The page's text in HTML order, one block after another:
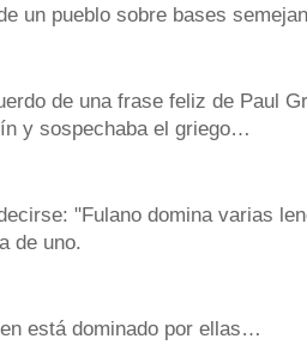
un pueblo sobre bases
de una frase feliz de Paul
y sospechaba el griego…
"Fulano domina varias
de uno.
está dominado por ellas…